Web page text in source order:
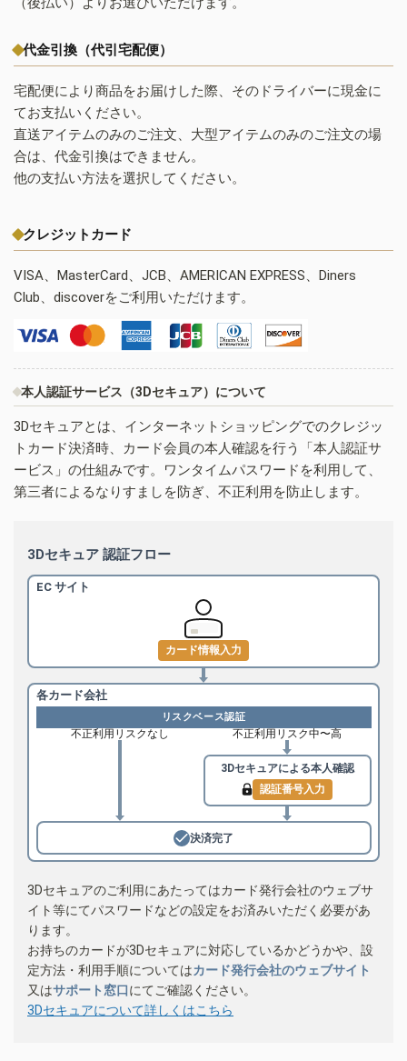
代金引換（代引宅配便）
宅配便により商品をお届けした際、そのドライバーに現金に
てお支払いください。
直送アイテムのみのご注文、大型アイテムのみのご注文の場
合は、代金引換はできません。
他の支払い方法を選択してください。
クレジットカード
VISA、MasterCard、JCB、AMERICAN EXPRESS、Diners
Club、discoverをご利用いただけます。
本人認証サービス（3Dセキュア）について
3Dセキュアとは、インターネットショッピングでのクレジッ
トカード決済時、カード会員の本人確認を行う「本人認証サ
ービス」の仕組みです。ワンタイムパスワードを利用して、
第三者によるなりすましを防ぎ、不正利用を防止します。
3Dセキュア 認証フロー
EC サイト
カード情報入力
各カード会社
リスクベース認証
不正利用リスクなし 不正利用リスク中〜高
3Dセキュアによる本人確認
認証番号入力
決済完了
3Dセキュアのご利用にあたってはカード発行会社のウェブサ
イト等にてパスワードなどの設定をお済みいただく必要があ
ります。
お持ちのカードが3Dセキュアに対応しているかどうかや、設
定方法・利用手順についてはカード発行会社のウェブサイト
又はサポート窓口にてご確認ください。
3Dセキュアについて詳しくはこちら